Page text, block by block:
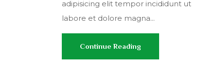
adipisicing elit tempor incididunt ut
labore et dolore magna...
Continue Reading